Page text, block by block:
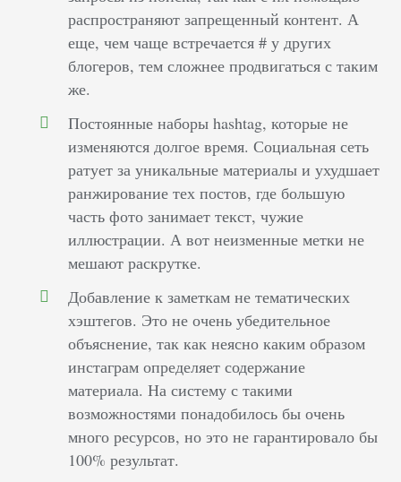
распространяют запрещенный контент. А
еще, чем чаще встречается # у других
блогеров, тем сложнее продвигаться с таким
же.
Постоянные наборы hashtag, которые не
изменяются долгое время. Социальная сеть
ратует за уникальные материалы и ухудшает
ранжирование тех постов, где большую
часть фото занимает текст, чужие
иллюстрации. А вот неизменные метки не
мешают раскрутке.
Добавление к заметкам не тематических
хэштегов. Это не очень убедительное
объяснение, так как неясно каким образом
инстаграм определяет содержание
материала. На систему с такими
возможностями понадобилось бы очень
много ресурсов, но это не гарантировало бы
100% результат.